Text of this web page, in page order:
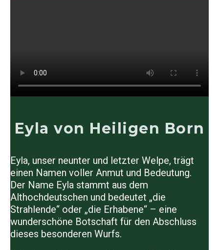
Eyla von Heiligen Born
Eyla, unser neunter und letzter Welpe, trägt
einen Namen voller Anmut und Bedeutung.
Der Name Eyla stammt aus dem
Althochdeutschen und bedeutet „die
Strahlende“ oder „die Erhabene“ – eine
wunderschöne Botschaft für den Abschluss
dieses besonderen Wurfs.